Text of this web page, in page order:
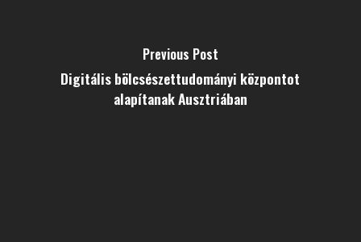
Previous Post
Digitális bölcsészettudományi központot
alapítanak Ausztriában